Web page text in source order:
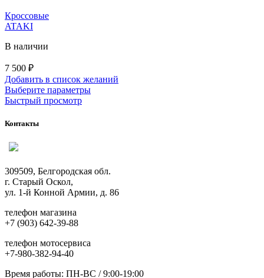
Кроссовые
ATAKI
В наличии
7 500 ₽
Добавить в список желаний
Выберите параметрыЭтот
на
товара.
Быстрый просмотр
Контакты
309509, Белгородская обл.
г. Старый Оскол,
ул. 1-й Конной Армии, д. 86
телефон магазина
+7 (903) 642-39-88
телефон мотосервиса
+7-980-382-94-40
Время работы: ПН-ВС / 9:00-19:00